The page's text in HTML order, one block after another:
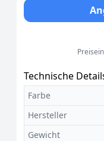
Technische
Farbe
Hersteller
Gewicht